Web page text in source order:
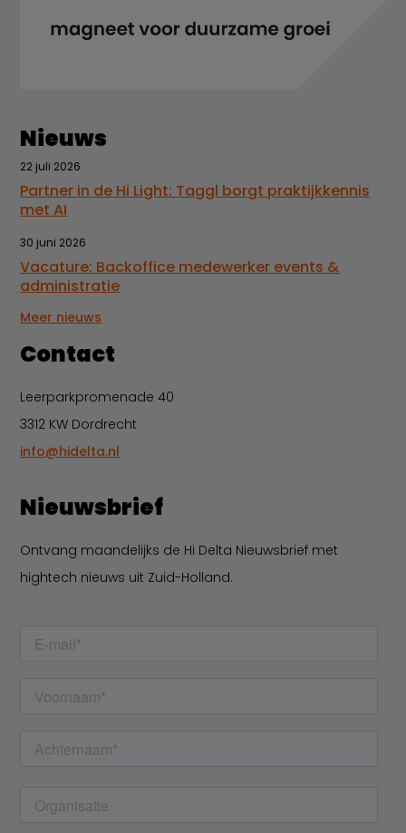
Nieuws
22 juli 2026
Partner in de Hi Light: Taggl borgt praktijkkennis
met AI
30 juni 2026
Vacature: Backoffice medewerker events &
administratie
Meer nieuws
Contact
Leerparkpromenade 40
3312 KW Dordrecht
info@hidelta.nl
Nieuwsbrief
Ontvang maandelijks de Hi Delta Nieuwsbrief met
hightech nieuws uit Zuid-Holland.